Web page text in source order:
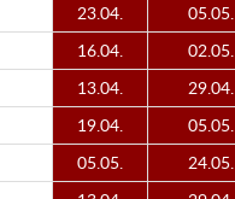
23.04. 05.05.
16.04. 02.05.
13.04. 29.04.
19.04. 05.05.
05.05. 24.05.